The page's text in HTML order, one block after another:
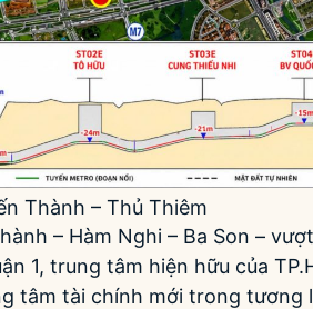
Thành – Thủ Thiêm
– Hàm Nghi – Ba Son –
1, trung tâm hiện hữu của
tâm tài chính mới trong tương